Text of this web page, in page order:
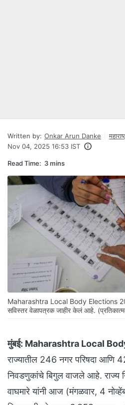
Written by: Onkar Arun Danke
Nov 04, 2025 16:53 IST
Read Time: 3 mins
Maharashtra Local Body Elections
सविस्तर वेळापत्रक जाहीर केलं आहे.
मुंबई: Maharashtra Local
राज्यातील 246 नगर परिषदा आणि
निवडणुकांचे बिगुल वाजले आहे.
वाघमारे यांनी आज (मंगळवार, 4